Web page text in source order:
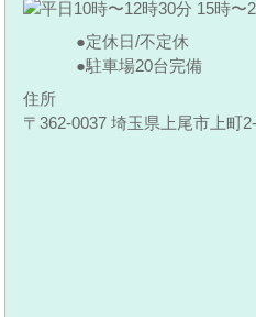
定休日/不定休
駐車場20台完備
住所
〒362-0037 埼玉県上尾市上